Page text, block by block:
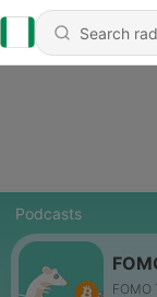
Podcasts
FOMO